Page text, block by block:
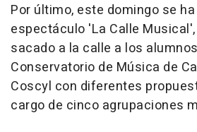
Por último, este domingo se
espectáculo 'La Calle
sacado a la calle a los
Conservatorio de Música de
Coscyl con diferentes
cargo de cinco agrupaciones